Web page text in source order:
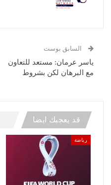
السابق بوست
ياسر عرمان: مستعد للتعاون
مع البرهان لكن بشروط
قد يعجبك ايضا
رياضة